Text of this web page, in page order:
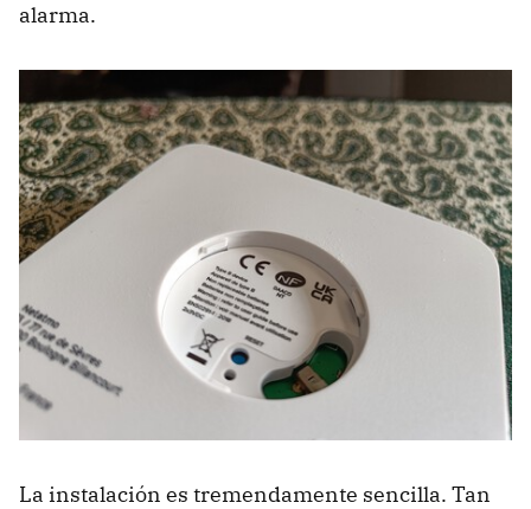
alarma.
La instalación es tremendamente sencilla. Tan